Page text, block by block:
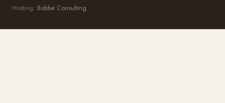
Hosting: Bobbe Consulting